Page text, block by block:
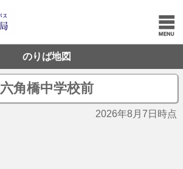
のりば地図
六角橋中学校前
2026年8月7日時点